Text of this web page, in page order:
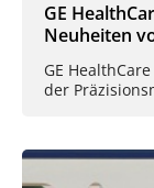
GE
Neuheiten
GE
der